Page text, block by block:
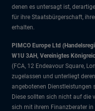
denen es untersagt ist,
für ihre Staatsbürgerschaft,
erhalten.
PIMCO Europe Ltd
W1U 3AH, Vereinigtes
(FCA, 12 Endeavour Square,
zugelassen und unterliegt
angebotenen Dienstleistungen
Diese sollten sich nicht auf die
sich mit ihrem Finanzberater